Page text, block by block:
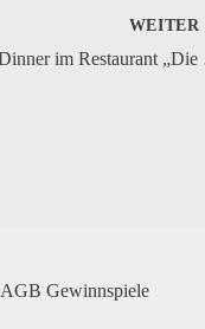
WEITER
AGB Gewinnspiele